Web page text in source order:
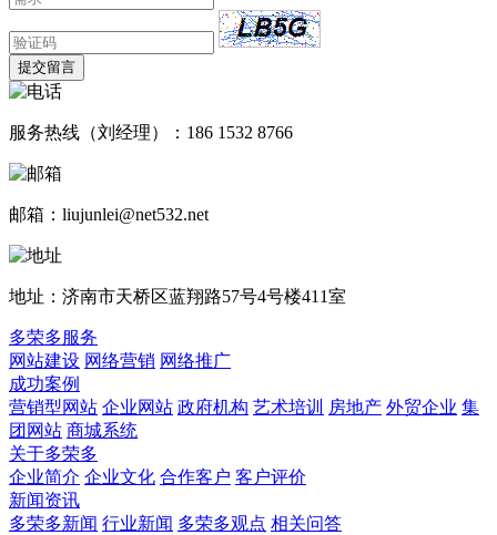
提交留言
服务热线（刘经理）：186 1532 8766
邮箱：liujunlei@net532.net
地址：济南市天桥区蓝翔路57号4号楼411室
多荣多服务
网站建设 网络营销 网络推广
成功案例
营销型网站 企业网站 政府机构 艺术培训 房地产 外贸企业 集
团网站 商城系统
关于多荣多
企业简介 企业文化 合作客户 客户评价
新闻资讯
多荣多新闻 行业新闻 多荣多观点 相关问答